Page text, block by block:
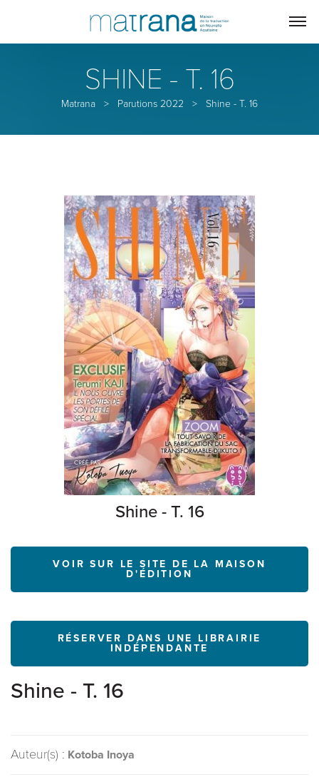
SHINE - T. 16
Matrana > Parutions 2022 > Shine - T. 16
Shine - T. 16
VOIR SUR LE SITE DE LA MAISON
D'ÉDITION
RÉSERVER DANS UNE LIBRAIRIE
INDÉPENDANTE
Shine - T. 16
Auteur(s) : Kotoba Inoya